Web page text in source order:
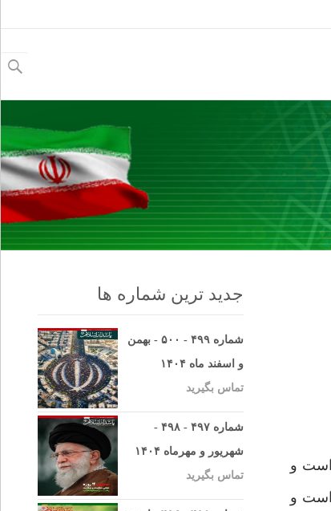
برای:
است و
است و
جدید ترین شماره ها
شماره ۴۹۹ - ۵۰۰ - بهمن
و اسفند ماه ۱۴۰۴
تماس بگیرید
شماره ۴۹۷ - ۴۹۸ -
شهریور و مهرماه ۱۴۰۴
تماس بگیرید